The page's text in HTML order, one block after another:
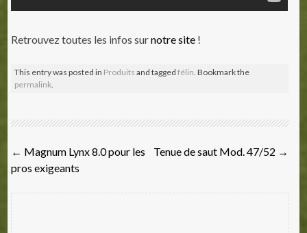
Retrouvez toutes les infos surnotre site !
This entry was posted in Produits and taggedfélin. Bookmark the
permalink.
Post
navigation
← Magnum Lynx 8.0 pour les
pros exigeants
Tenue de saut Mod. 47/52 →